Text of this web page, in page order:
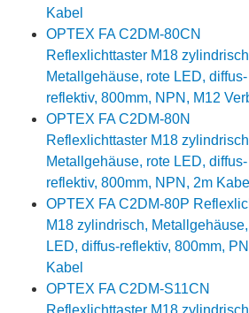
Kabel
OPTEX FA C2DM-80CN
Reflexlichttaster M18
Metallgehäuse, rote LED, diffus-
reflektiv, 800mm, NPN, M12
OPTEX FA C2DM-80N
Reflexlichttaster M18
Metallgehäuse, rote LED, diffus-
reflektiv, 800mm, NPN, 2m Kabel
OPTEX FA C2DM-80P
M18 zylindrisch,
LED, diffus-reflektiv, 800mm,
Kabel
OPTEX FA C2DM-S11CN
Reflexlichttaster M18 zylindrisch,